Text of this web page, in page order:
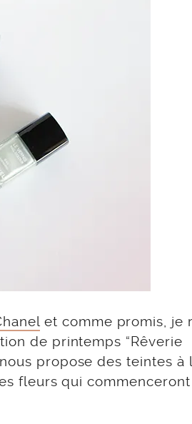
et comme promis, je
de printemps “Rêverie
propose des teintes à
fleurs qui